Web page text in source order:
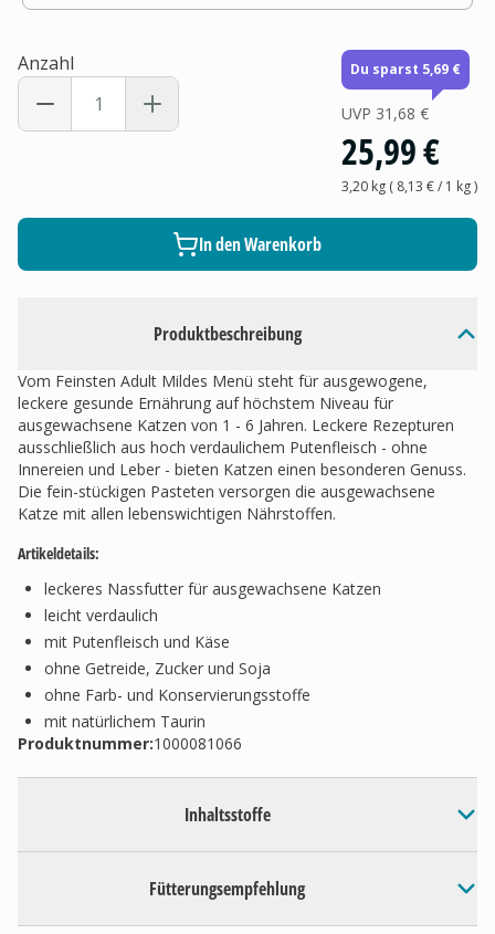
Produktbeschreibung
Vom Feinsten Adult Mildes Menü steht für ausgewogene,
leckere gesunde Ernährung auf höchstem Niveau für
ausgewachsene Katzen von 1 - 6 Jahren. Leckere Rezepturen
ausschließlich aus hoch verdaulichem Putenfleisch - ohne
Innereien und Leber - bieten Katzen einen besonderen Genuss.
Die fein-stückigen Pasteten versorgen die ausgewachsene
Katze mit allen lebenswichtigen Nährstoffen.
Artikeldetails:
leckeres Nassfutter für ausgewachsene Katzen
leicht verdaulich
mit Putenfleisch und Käse
ohne Getreide, Zucker und Soja
ohne Farb- und Konservierungsstoffe
mit natürlichem Taurin
Produktnummer:1000081066
Inhaltsstoffe
Fütterungsempfehlung
Anzahl Du sparst 5,69 €
UVP 31,68 €
25,99 €
3,20 kg( 8,13 €/ 1 kg)
In den Warenkorb